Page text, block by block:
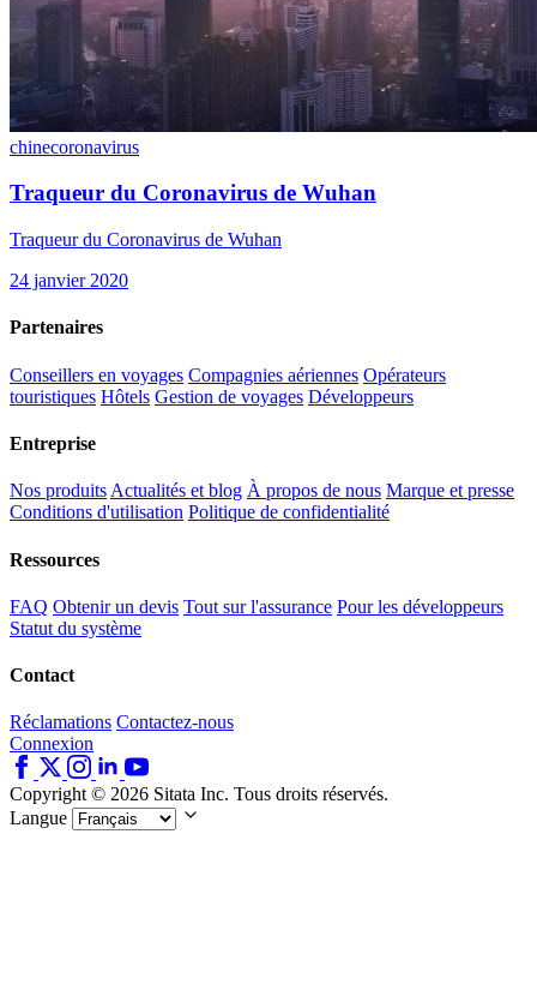
chinecoronavirus
Traqueur du Coronavirus de Wuhan
Traqueur du Coronavirus de Wuhan
24 janvier 2020
Partenaires
Conseillers en voyages Compagnies aériennes Opérateurs
touristiques Hôtels Gestion de voyages Développeurs
Entreprise
Nos produits Actualités et blog À propos de nous Marque et presse
Conditions d'utilisation Politique de confidentialité
Ressources
FAQ Obtenir un devis Tout sur l'assurance Pour les développeurs
Statut du système
Contact
Réclamations Contactez-nous
Connexion
Copyright © 2026 Sitata Inc. Tous droits réservés.
Langue